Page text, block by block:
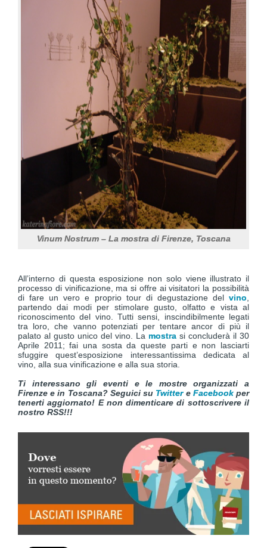
Vinum Nostrum – La mostra di Firenze, Toscana
All’interno di questa esposizione non solo viene illustrato il
processo di vinificazione, ma si offre ai visitatori la possibilità
di fare un vero e proprio tour di degustazione del vino
partendo dai modi per stimolare gusto, olfatto e vista al
riconoscimento del vino. Tutti sensi, inscindibilmente legati
tra loro, che vanno potenziati per tentare ancor di più il
palato al gusto unico del vino. La mostra si concluderà il 30
Aprile 2011; fai una sosta da queste parti e non lasciarti
sfuggire quest’esposizione interessantissima dedicata al
vino, alla sua vinificazione e alla sua storia.
Ti interessano gli eventi e le mostre organizzati a
Firenze e in Toscana? Seguici su Twittere Facebookper
tenerti aggiornato! E non dimenticare di sottoscrivere il
nostro RSS!!!